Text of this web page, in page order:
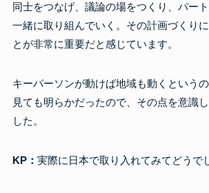
同士をつなげ、議論の場をつくり、パー
一緒に取り組んでいく。その計画づくり
とが非常に重要だと感じています。
キーパーソンが動けば地域も動くという
見ても明らかだったので、その点を意識
した。
KP： 実際に日本で取り入れてみてどうで